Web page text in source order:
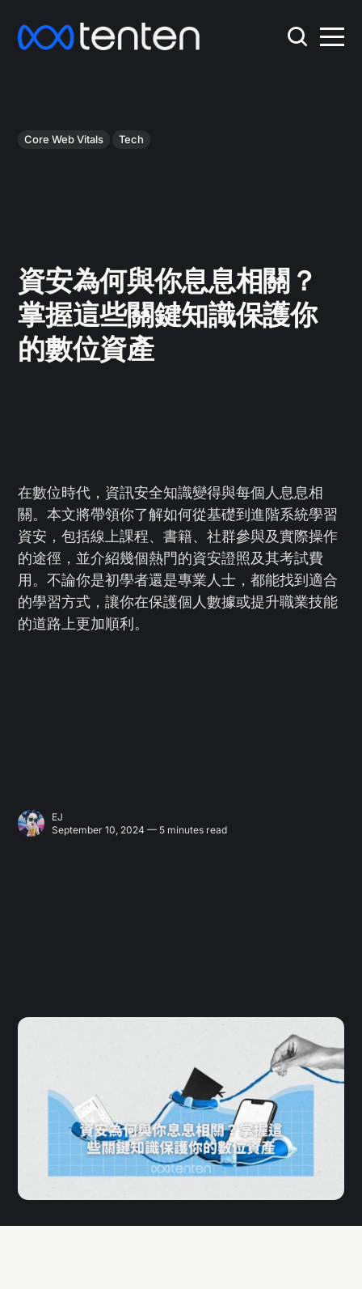
Core Web Vitals Tech
資安為何與你息息相關？
掌握這些關鍵知識保護你
的數位資產
在數位時代，資訊安全知識變得與每個人息息相
關。本文將帶領你了解如何從基礎到進階系統學習
資安，包括線上課程、書籍、社群參與及實際操作
的途徑，並介紹幾個熱門的資安證照及其考試費
用。不論你是初學者還是專業人士，都能找到適合
的學習方式，讓你在保護個人數據或提升職業技能
的道路上更加順利。
EJ
September 10, 2024 — 5 minutes read